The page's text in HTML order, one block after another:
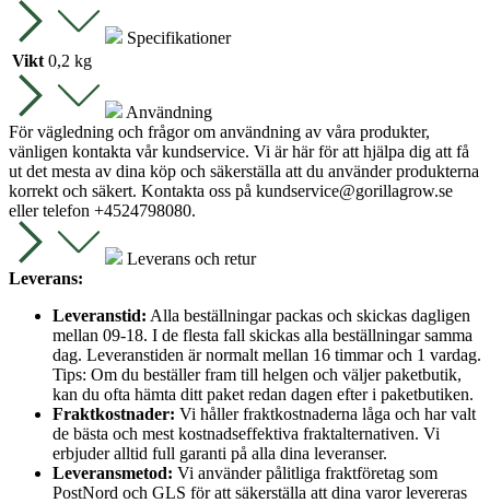
Specifikationer
Vikt 0,2 kg
Användning
För vägledning och frågor om användning av våra produkter,
vänligen kontakta vår kundservice. Vi är här för att hjälpa dig att få
ut det mesta av dina köp och säkerställa att du använder produkterna
korrekt och säkert. Kontakta oss på kundservice@gorillagrow.se
eller telefon +4524798080.
Leverans och retur
Leverans:
Leveranstid: Alla beställningar packas och skickas dagligen
mellan 09-18. I de flesta fall skickas alla beställningar samma
dag. Leveranstiden är normalt mellan 16 timmar och 1 vardag.
Tips: Om du beställer fram till helgen och väljer paketbutik,
kan du ofta hämta ditt paket redan dagen efter i paketbutiken.
Fraktkostnader: Vi håller fraktkostnaderna låga och har valt
de bästa och mest kostnadseffektiva fraktalternativen. Vi
erbjuder alltid full garanti på alla dina leveranser.
Leveransmetod: Vi använder pålitliga fraktföretag som
PostNord och GLS för att säkerställa att dina varor levereras